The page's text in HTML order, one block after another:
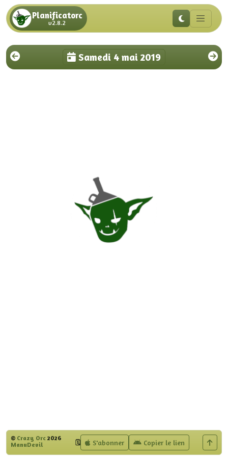
Planificatorc
v2.8.2
Samedi 4 mai 2019
© Crazy Orc2026
ManuDevil
🗓️ S'abonner Copier le lien